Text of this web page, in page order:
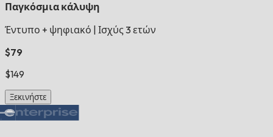
Παγκόσμια κάλυψη
Έντυπο + ψηφιακό Ισχύς 3 ετών
$79
$149
Ξεκινήστε